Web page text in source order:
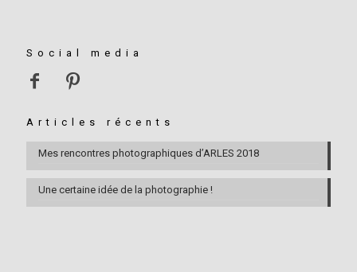
Social media
Articles récents
Mes rencontres photographiques d’ARLES 2018
Une certaine idée de la photographie !